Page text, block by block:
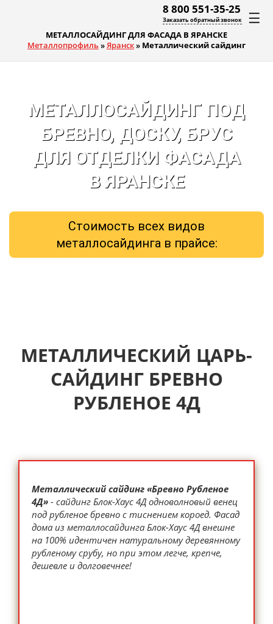
МЕТАЛЛОСАЙДИНГ ДЛЯ ФАСАДА В ЯРАНСКЕ
Металлопрофиль»Яранск» Металлический сайдинг
8 800 551-35-25
Заказать обратный звонок ☰
МЕТАЛЛОСАЙДИНГ ПОД
БРЕВНО, ДОСКУ, БРУС
ДЛЯ ОТДЕЛКИ ФАСАДА
В ЯРАНСКЕ
Стоимость всех видов
металлосайдинга в прайсе:
МЕТАЛЛИЧЕСКИЙ ЦАРЬ-
САЙДИНГ БРЕВНО
РУБЛЕНОЕ 4Д
Металлический сайдинг «Бревно Рубленое
4Д» - сайдинг Блок-Хаус 4Д одноволновый венец
под рубленое бревно c тиснением короед. Фасад
дома из металлосайдинга Блок-Хаус 4Д внешне
на 100% идентичен натуральному деревянному
рубленому срубу, но при этом легче, крепче,
дешевле и долговечнее!